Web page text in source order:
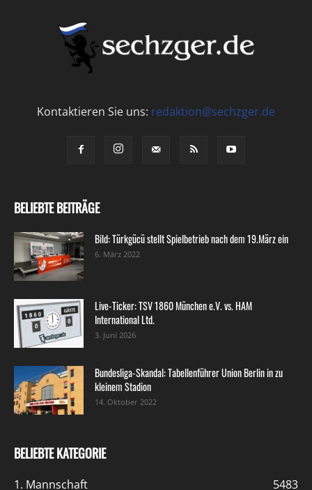
Kontaktieren Sie uns: redaktion@sechzger.de
BELIEBTE BEITRÄGE
Bild: Türkgücü stellt Spielbetrieb nach dem 19.März ein
6. März 2022
Live-Ticker: TSV 1860 München e.V. vs. HAM
International Ltd.
3. Juni 2026
Bundesliga-Skandal: Tabellenführer Union Berlin in zu
kleinem Stadion
14. Oktober 2022
BELIEBTE KATEGORIE
1. Mannschaft 5483